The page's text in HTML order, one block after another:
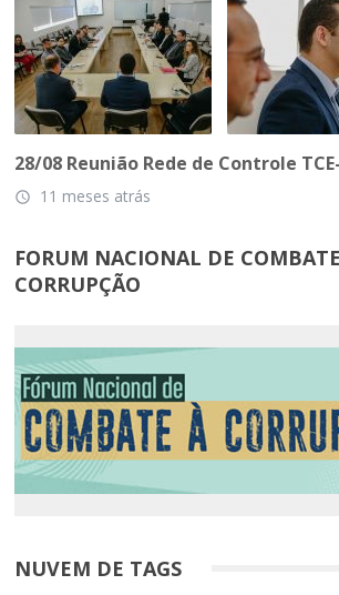
28/08 Reunião Rede de Controle
access_time 11 meses atrás
FORUM NACIONAL DE
CORRUPÇÃO
NUVEM DE TAGS